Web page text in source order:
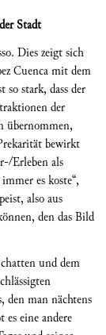
Stadt
Dies zeigt sich
Cuenca mit dem
stark, dass der
der
übernommen,
bewirkt
Erleben als
es koste“,
also aus
den das Bild
und dem
den man nächtens
eine andere